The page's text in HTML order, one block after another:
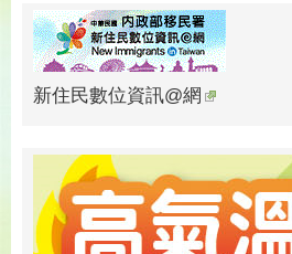
新住民數位資訊@網